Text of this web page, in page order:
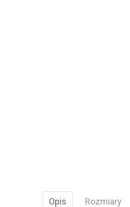
Opis Rozmiary